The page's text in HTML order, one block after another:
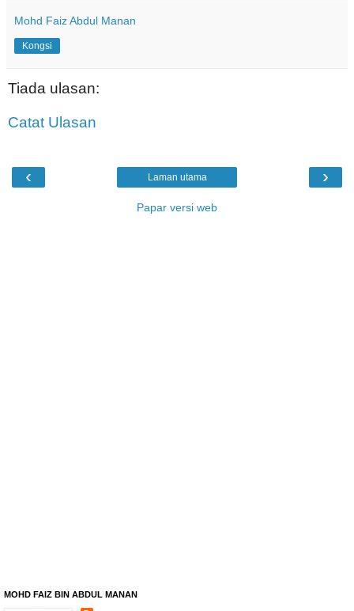
Mohd Faiz Abdul Manan
Kongsi
Tiada ulasan:
Catat Ulasan
‹ ›
Laman utama
Papar versi web
MOHD FAIZ BIN ABDUL MANAN